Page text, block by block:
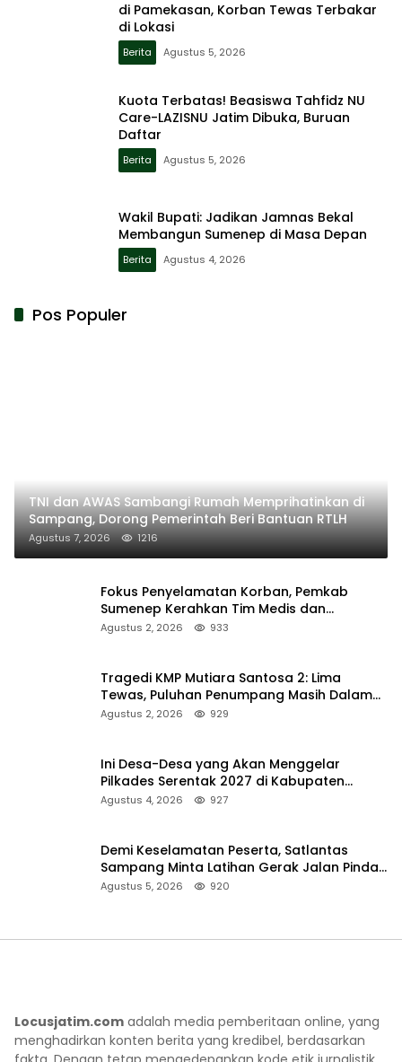
di Pamekasan, Korban Tewas Terbakar
di Lokasi
Berita Agustus 5, 2026
Kuota Terbatas! Beasiswa Tahfidz NU
Care-LAZISNU Jatim Dibuka, Buruan
Daftar
Berita Agustus 5, 2026
Wakil Bupati: Jadikan Jamnas Bekal
Membangun Sumenep di Masa Depan
Berita Agustus 4, 2026
Pos Populer
TNI dan AWAS Sambangi Rumah Memprihatinkan di
Sampang, Dorong Pemerintah Beri Bantuan RTLH
Agustus 7, 2026 1216
Fokus Penyelamatan Korban, Pemkab
Sumenep Kerahkan Tim Medis dan
Ambulans ke Pelabuhan Kalianget
Agustus 2, 2026 933
Tragedi KMP Mutiara Santosa 2: Lima
Tewas, Puluhan Penumpang Masih Dalam
Pencarian
Agustus 2, 2026 929
Ini Desa-Desa yang Akan Menggelar
Pilkades Serentak 2027 di Kabupaten
Sumenep
Agustus 4, 2026 927
Demi Keselamatan Peserta, Satlantas
Sampang Minta Latihan Gerak Jalan Pindah
ke Lokasi Aman
Agustus 5, 2026 920
Locusjatim.com adalah media pemberitaan online, yang
menghadirkan konten berita yang kredibel, berdasarkan